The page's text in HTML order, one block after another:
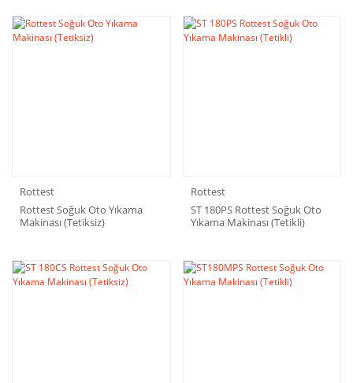
Rottest
Rottest Soğuk Oto Yıkama
Makinası (Tetiksiz)
Rottest
ST 180PS Rottest Soğuk Oto
Yıkama Makinası (Tetikli)